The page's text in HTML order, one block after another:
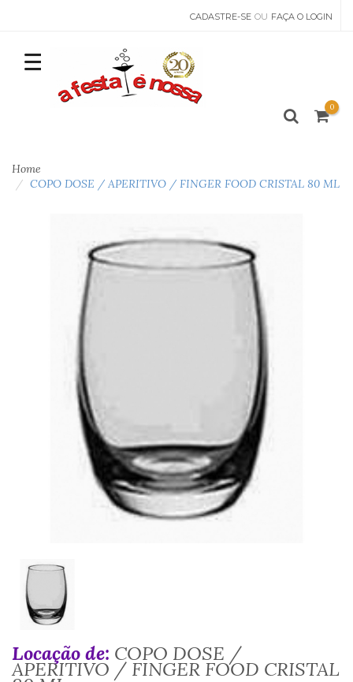
CADASTRE-SE OU FAÇA O LOGIN
0
Home
COPO DOSE / APERITIVO / FINGER FOOD CRISTAL 80 ML
Locação de: COPO DOSE /
APERITIVO / FINGER FOOD CRISTAL